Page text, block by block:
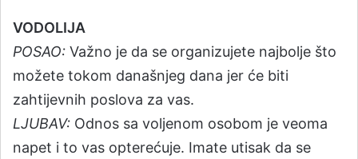
VODOLIJA
POSAO: Važno je da se organizujete najbolje što
možete tokom današnjeg dana jer će biti
zahtijevnih poslova za vas.
LJUBAV: Odnos sa voljenom osobom je veoma
napet i to vas opterećuje. Imate utisak da se